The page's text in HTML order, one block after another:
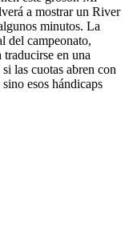
a mostrar un River
minutos. La
del campeonato,
en una
las cuotas abren con
esos hándicaps